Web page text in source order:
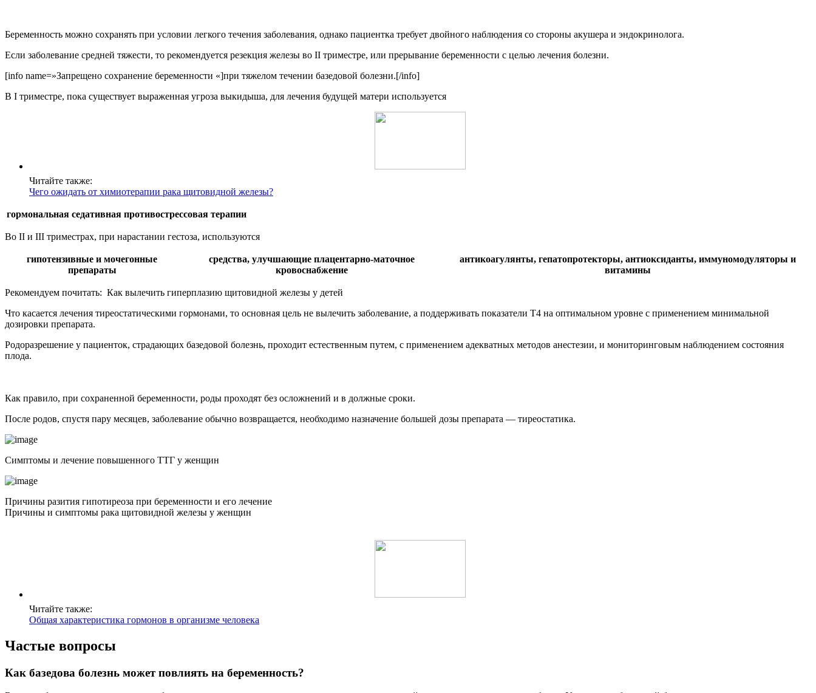
Беременность можно сохранять при условии легкого течения заболевания, однако пациентка требует двойного наблюдения со стороны акушера и эндокринолога.
Если заболевание средней тяжести, то рекомендуется резекция железы во II триместре, или прерывание беременности с целью лечения болезни.
[info name=»Запрещено сохранение беременности «]при тяжелом течении базедовой болезни.[/info]
В I триместре, пока существует выраженная угроза выкидыша, для лечения будущей матери используется
Читайте также:
Чего ожидать от химиотерапии рака щитовидной железы?
гормональная седативная противострессовая терапии
Во II и III триместрах, при нарастании гестоза, используются
гипотензивные и мочегонные
препараты
средства, улучшающие плацентарно-маточное
кровоснабжение
антикоагулянты, гепатопротекторы, антиоксиданты, иммуномодуляторы и
витамины
Рекомендуем почитать: Как вылечить гиперплазию щитовидной железы у детей
Что касается лечения тиреостатическими гормонами, то основная цель не вылечить заболевание, а поддерживать показатели Т4 на оптимальном уровне с применением минимальной
дозировки препарата.
Родоразрешение у пациенток, страдающих базедовой болезнь, проходит естественным путем, с применением адекватных методов анестезии, и мониторинговым наблюдением состояния
плода.
Как правило, при сохраненной беременности, роды проходят без осложнений и в должные сроки.
После родов, спустя пару месяцев, заболевание обычно возвращается, необходимо назначение большей дозы препарата — тиреостатика.
Симптомы и лечение повышенного ТТГ у женщин
Причины разития гипотиреоза при беременности и его лечение
Причины и симптомы рака щитовидной железы у женщин
Читайте также:
Общая характеристика гормонов в организме человека
Частые вопросы
Как базедова болезнь может повлиять на беременность?